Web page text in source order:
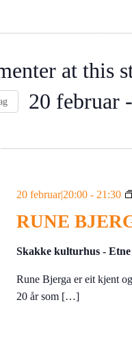
at this
20 februar -
RUNE
20 februar|20:00- 21:30
Skakke kulturhus - Etne
Rune Bjerga er eit kjent
20 år som […]